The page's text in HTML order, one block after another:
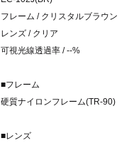
フレーム / クリスタルブラウン
レンズ / クリア
可視光線透過率 / --%
■フレーム
硬質ナイロンフレーム(TR-90)
■レンズ